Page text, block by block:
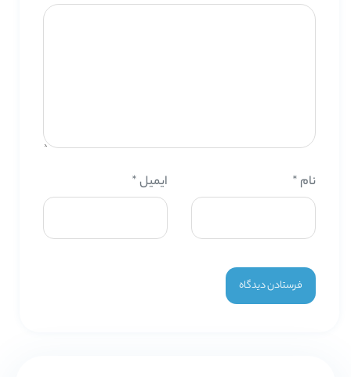
نام * ایمیل*